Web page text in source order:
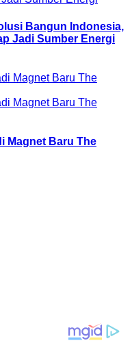
Bangun Indonesia,
Jadi Sumber Energi
Magnet Baru The